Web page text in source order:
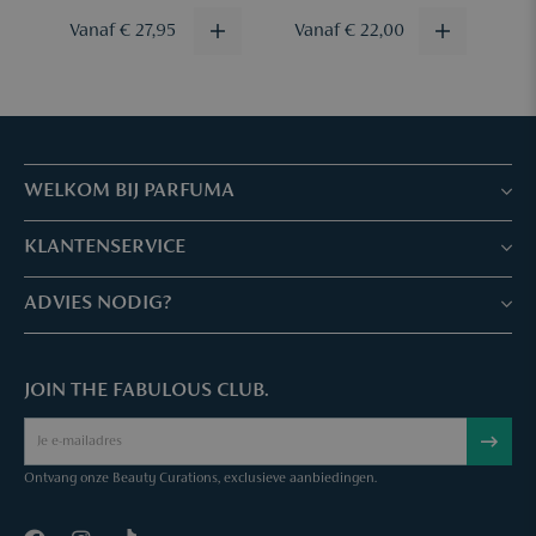
Vanaf € 27,95 Vanaf € 22,00
WELKOM BIJ PARFUMA
Winkels & Services
Reserveer je afspraak
Over Parfuma
Vacatures
KLANTENSERVICE
Klantenservice & Veelgestelde vragen
Parfuma geschenkbon
Sample Service
ADVIES NODIG?
Mail ons
Bel ons
JOIN THE FABULOUS CLUB.
Ontvang onze Beauty Curations, exclusieve aanbiedingen.